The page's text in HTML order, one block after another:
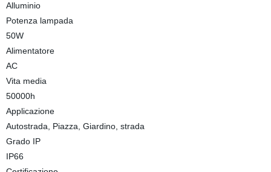
Alluminio
Potenza lampada
50W
Alimentatore
AC
Vita media
50000h
Applicazione
Autostrada, Piazza, Giardino, strada
Grado IP
IP66